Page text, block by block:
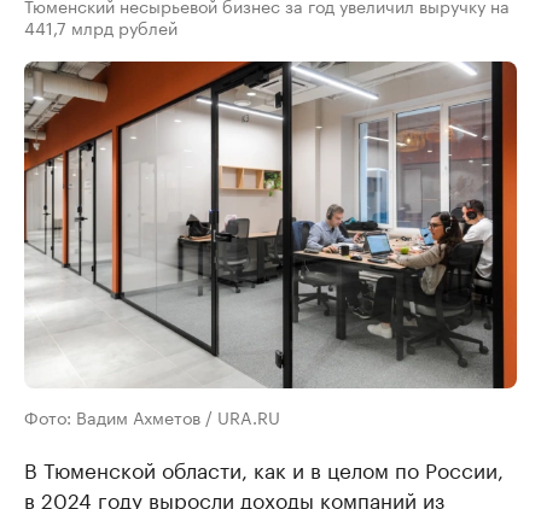
441,7 млрд рублей
Фото: Вадим Ахметов / URA.RU
В Тюменской области, как и в целом по России,
в 2024 году выросли доходы компаний из